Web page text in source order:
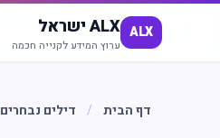
ALX ALX ישראל
ערוץ המידע לקנייה חכמה
דף הבית / דילים נבחרים